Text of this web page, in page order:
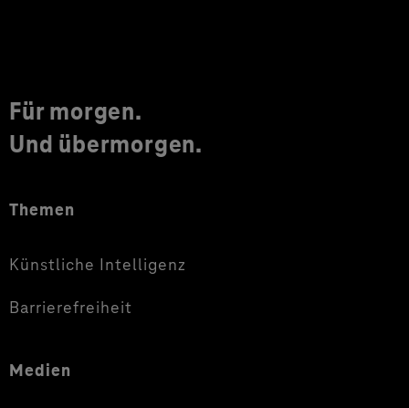
Für morgen.
Und übermorgen.
Themen
Künstliche Intelligenz
Barrierefreiheit
Medien